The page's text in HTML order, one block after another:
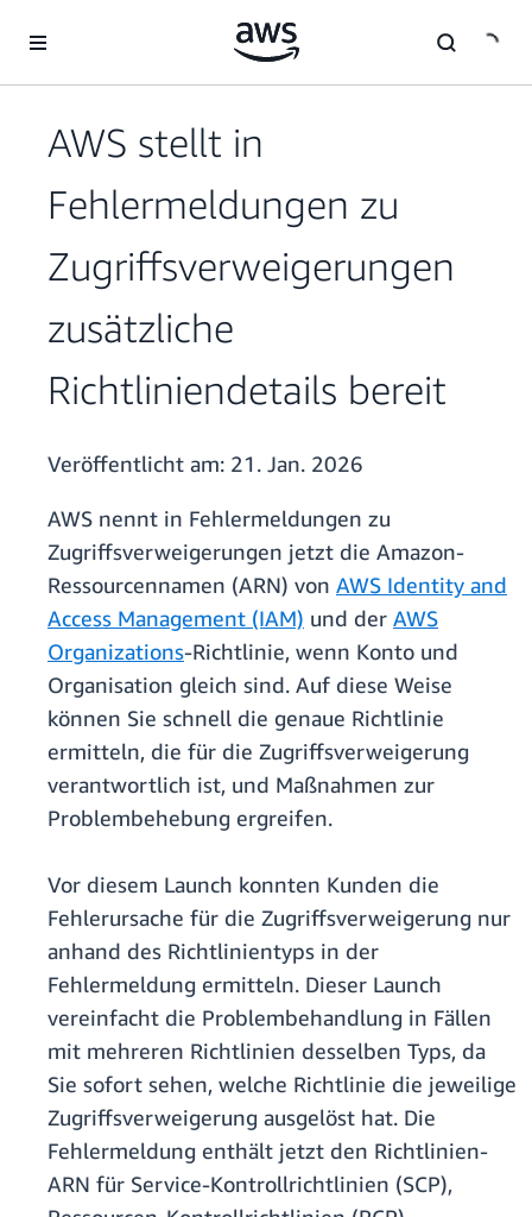
Überspringen zum Hauptinhalt
AWS stellt in
Fehlermeldungen zu
Zugriffsverweigerungen
zusätzliche
Richtliniendetails bereit
Veröffentlicht am: 21. Jan. 2026
AWS nennt in Fehlermeldungen zu
Zugriffsverweigerungen jetzt die Amazon-
Ressourcennamen (ARN) von AWS Identity and
Access Management (IAM) und der AWS
Organizations-Richtlinie, wenn Konto und
Organisation gleich sind. Auf diese Weise
können Sie schnell die genaue Richtlinie
ermitteln, die für die Zugriffsverweigerung
verantwortlich ist, und Maßnahmen zur
Problembehebung ergreifen.
Vor diesem Launch konnten Kunden die
Fehlerursache für die Zugriffsverweigerung nur
anhand des Richtlinientyps in der
Fehlermeldung ermitteln. Dieser Launch
vereinfacht die Problembehandlung in Fällen
mit mehreren Richtlinien desselben Typs, da
Sie sofort sehen, welche Richtlinie die jeweilige
Zugriffsverweigerung ausgelöst hat. Die
Fehlermeldung enthält jetzt den Richtlinien-
ARN für Service-Kontrollrichtlinien (SCP),